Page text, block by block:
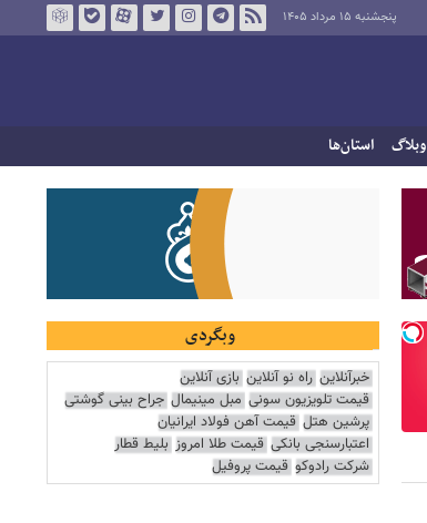
پنجشنبه ۱۵ مرداد ۱۴۰۵
وبلاگ استان‌ها
وبگردی
خبرآنلاین راه نو آنلاین بازی آنلاین
قیمت تلویزیون سونی مبل مینیمال جراح بینی گوشتی
پرشین هتل قیمت آهن فولاد ایرانیان
اعتبارسنجی بانکی قیمت طلا امروز بلیط قطار
شرکت رادوکو قیمت پروفیل